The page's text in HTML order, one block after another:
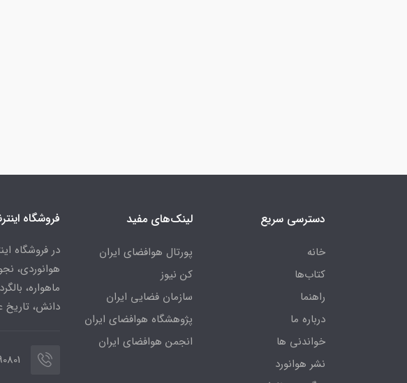
دسترسی سریع
خانه
کتاب‌ها
راهنما
درباره ما
خواندنی ها
نشر هوانورد
لینک‌های مفید
پورتال هوافضای ایران
کن نیوز
سازمان فضایی ایران
پژوهشگاه هوافضای ایران
انجمن هوافضای ایران
فروشگاه
در فروشگاه
هوانوردی،
ماهواره،
دانش، تاریخ